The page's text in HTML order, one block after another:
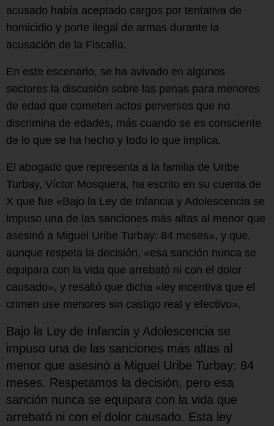
acusado había aceptado cargos por tentativa de
homicidio y porte ilegal de armas durante la
acusación de la Fiscalía.
En este escenario, se ha avivado en algunos
sectores la discusión sobre las penas para menores
de edad que cometen actos perversos que no
discrimina de edades, más cuando se es consciente
de lo que se ha hecho y todo lo que implica.
El abogado que representa a la familia de Uribe
Turbay, Víctor Mosquera, ha escrito en su cuenta de
X que fue «Bajo la Ley de Infancia y Adolescencia se
impuso una de las sanciones más altas al menor que
asesinó a Miguel Uribe Turbay: 84 meses», y que,
aunque respeta la decisión, «esa sanción nunca se
equipara con la vida que arrebató ni con el dolor
causado», y resaltó que dicha «ley incentiva que el
crimen use menores sin castigo real y efectivo».
Bajo la Ley de Infancia y Adolescencia se
impuso una de las sanciones más altas al
menor que asesinó a Miguel Uribe Turbay: 84
meses. Respetamos la decisión, pero esa
sanción nunca se equipara con la vida que
arrebató ni con el dolor causado. Esta ley